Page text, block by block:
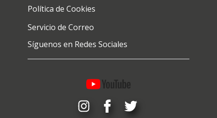
Política de Cookies
Servicio de Correo
Síguenos en Redes Sociales